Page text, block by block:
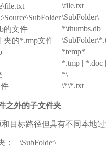
\file.txt
\SubFolder\
的文件
*\thumbs.db
夹的*.tmp文件
*temp*
*.tmp | *.doc
*\
\*\*.txt
之外的子文件夹
目标路径但具有不同本地过
： \SubFolder\